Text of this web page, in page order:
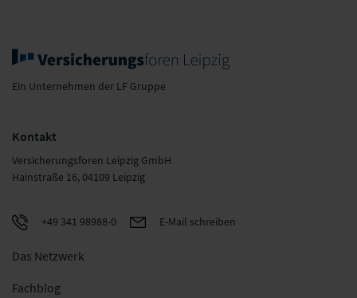
Ein Unternehmen der LF Gruppe
Kontakt
Versicherungsforen Leipzig GmbH
Hainstraße 16, 04109 Leipzig
+49 341 98988-0 E-Mail schreiben
Das Netzwerk
Fachblog